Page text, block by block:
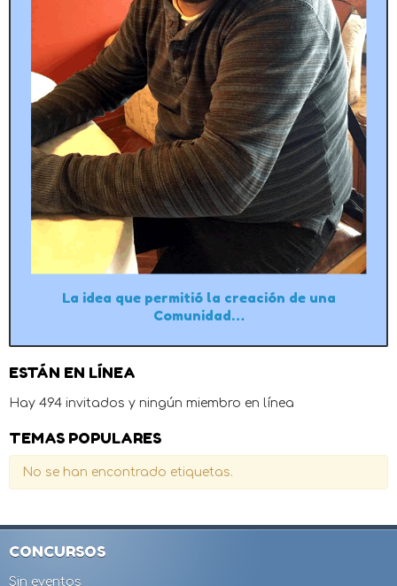
La idea que permitió la creación de una
Comunidad…
ESTÁN EN LÍNEA
Hay 494 invitados y ningún miembro en línea
TEMAS POPULARES
No se han encontrado etiquetas.
CONCURSOS
Sin eventos